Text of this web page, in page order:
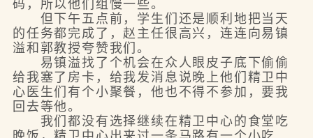
码，所以他们组慢一些。
但下午五点前，学生们还是顺利地把当天
的任务都完成了，赵主任很高兴，连连向易镇
溢和郭教授夸赞我们。
易镇溢找了个机会在众人眼皮子底下偷偷
给我塞了房卡，给我发消息说晚上他们精卫中
心医生们有个小聚餐，他也不得不参加，要我
回去等他。
我们都没有选择继续在精卫中心的食堂吃